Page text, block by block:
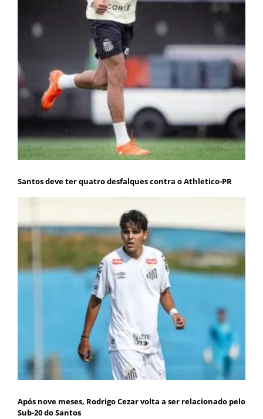
Santos deve ter quatro desfalques contra o Athletico-PR
Após nove meses, Rodrigo Cezar volta a ser relacionado pelo
Sub-20 do Santos